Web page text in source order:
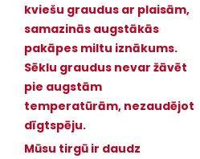
kviešu graudus ar plaisām,
samazinās augstākās
pakāpes miltu iznākums.
Sēklu graudus nevar žāvēt
pie augstām
temperatūrām, nezaudējot
dīgtspēju.
Mūsu tirgū ir daudz